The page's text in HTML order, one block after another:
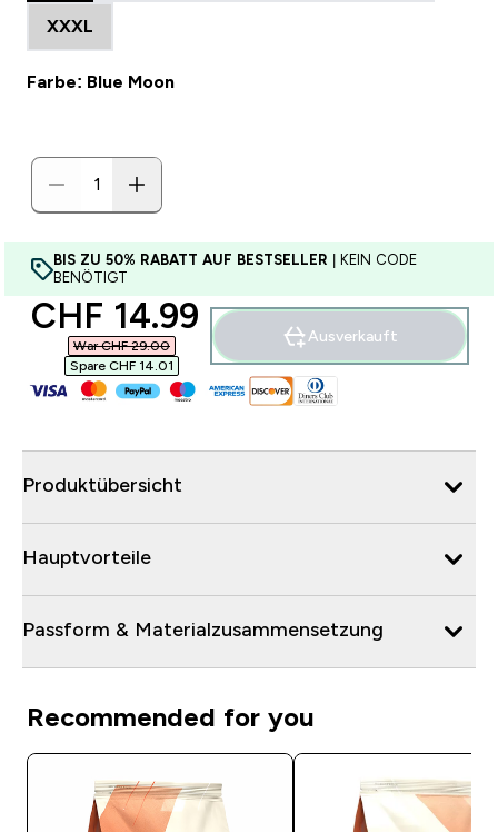
XXXL
Farbe: Blue Moon
BIS ZU 50% RABATT AUF BESTSELLER | KEIN CODE
BENÖTIGT
discounted price
CHF 14.99‎
War CHF 29.00‎
Spare CHF 14.01‎
Ausverkauft
Produktübersicht
Hauptvorteile
Passform & Materialzusammensetzung
Recommended for you